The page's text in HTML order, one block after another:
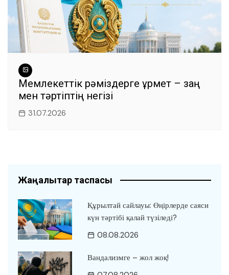
Мемлекеттік рәміздерге құрмет – заң
мен тәртіптің негізі
31.07.2026
Жаңалықтар таспасы
Құрылтай сайлауы: Өңірлерде саяси
күн тәртібі қалай түзіледі?
08.08.2026
Вандализмге – жол жоқ!